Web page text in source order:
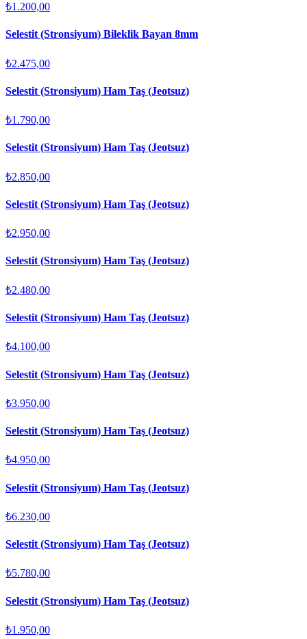
₺1.200,00
Selestit (Stronsiyum) Bileklik Bayan 8mm
₺2.475,00
Selestit (Stronsiyum) Ham Taş (Jeotsuz)
₺1.790,00
Selestit (Stronsiyum) Ham Taş (Jeotsuz)
₺2.850,00
Selestit (Stronsiyum) Ham Taş (Jeotsuz)
₺2.950,00
Selestit (Stronsiyum) Ham Taş (Jeotsuz)
₺2.480,00
Selestit (Stronsiyum) Ham Taş (Jeotsuz)
₺4.100,00
Selestit (Stronsiyum) Ham Taş (Jeotsuz)
₺3.950,00
Selestit (Stronsiyum) Ham Taş (Jeotsuz)
₺4.950,00
Selestit (Stronsiyum) Ham Taş (Jeotsuz)
₺6.230,00
Selestit (Stronsiyum) Ham Taş (Jeotsuz)
₺5.780,00
Selestit (Stronsiyum) Ham Taş (Jeotsuz)
₺1.950,00